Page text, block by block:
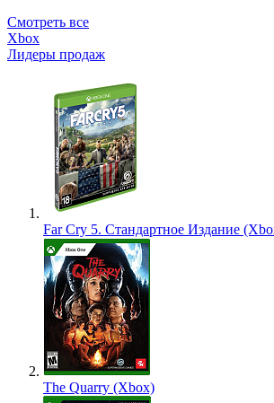
Смотреть все
Xbox
Лидеры продаж
Far Cry 5. Стандартное Издание
The Quarry (Xbox)